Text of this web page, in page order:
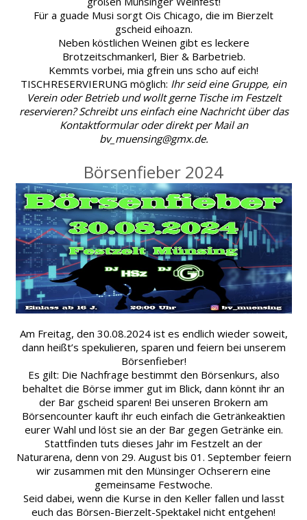
Für a guade Musi sorgt Ois Chicago, die im Bierzelt
gscheid eihoazn.
Neben köstlichen Weinen gibt es leckere
Brotzeitschmankerl, Bier & Barbetrieb.
Kemmts vorbei, mia gfrein uns scho auf eich!
TISCHRESERVIERUNG möglich: Ihr seid eine Gruppe, ein
Verein oder Betrieb und wollt gerne Tische im Festzelt
reservieren? Schreibt uns einfach eine Nachricht über das
Kontaktformular oder direkt per Mail an
bv_muensing@gmx.de.
Börsenfieber 2024
Am Freitag, den 30.08.2024 ist es endlich wieder soweit,
dann heißt’s spekulieren, sparen und feiern bei unserem
Börsenfieber!
Es gilt: Die Nachfrage bestimmt den Börsenkurs, also
behaltet die Börse immer gut im Blick, dann könnt ihr an
der Bar gscheid sparen! Bei unseren Brokern am
Börsencounter kauft ihr euch einfach die Getränkeaktien
eurer Wahl und löst sie an der Bar gegen Getränke ein.
Stattfinden tuts dieses Jahr im Festzelt an der
Naturarena, denn von 29. August bis 01. September feiern
wir zusammen mit den Münsinger Ochserern eine
gemeinsame Festwoche.
Seid dabei, wenn die Kurse in den Keller fallen und lasst
euch das Börsen-Bierzelt-Spektakel nicht entgehen!